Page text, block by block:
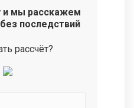
и мы расскажем
последствий
рассчёт?